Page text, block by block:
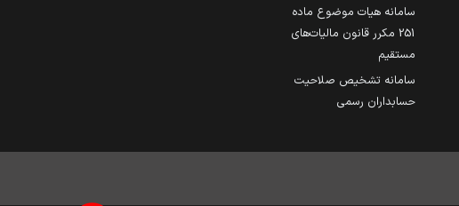
سامانه هیات موضوع ماده
251 مکرر قانون مالیات‌های
مستقیم
سامانه تشخیص صلاحیت
حسابداران رسمی